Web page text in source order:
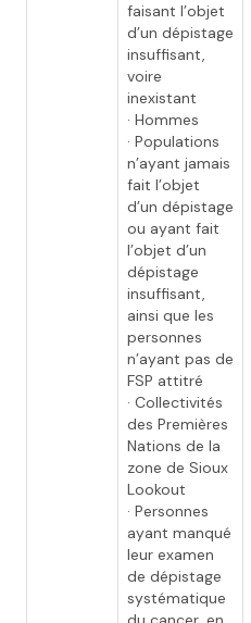
faisant l’objet
d’un dépistage
insuffisant,
voire
inexistant
· Hommes
· Populations
n’ayant jamais
fait l’objet
d’un dépistage
ou ayant fait
l’objet d’un
dépistage
insuffisant,
ainsi que les
personnes
n’ayant pas de
FSP attitré
· Collectivités
des Premières
Nations de la
zone de Sioux
Lookout
· Personnes
ayant manqué
leur examen
de dépistage
systématique